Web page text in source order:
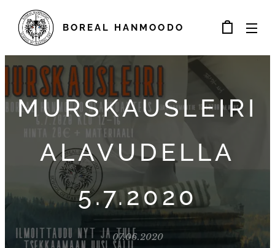
BOREAL HANMOODO
MURSKAUSLEIRI
ALAVUDELLA
5.7.2020
07.06.2020